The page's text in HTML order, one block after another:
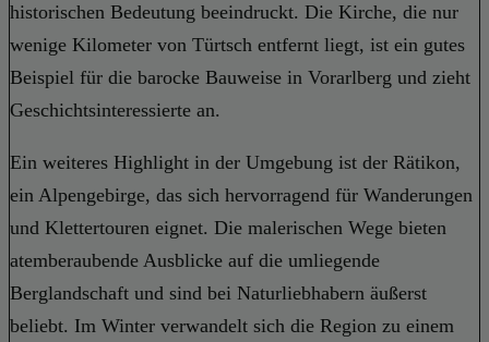
historischen Bedeutung beeindruckt. Die Kirche, die nur
wenige Kilometer von Türtsch entfernt liegt, ist ein gutes
Beispiel für die barocke Bauweise in Vorarlberg und zieht
Geschichtsinteressierte an.
Ein weiteres Highlight in der Umgebung ist der Rätikon,
ein Alpengebirge, das sich hervorragend für Wanderungen
und Klettertouren eignet. Die malerischen Wege bieten
atemberaubende Ausblicke auf die umliegende
Berglandschaft und sind bei Naturliebhabern äußerst
beliebt. Im Winter verwandelt sich die Region zu einem